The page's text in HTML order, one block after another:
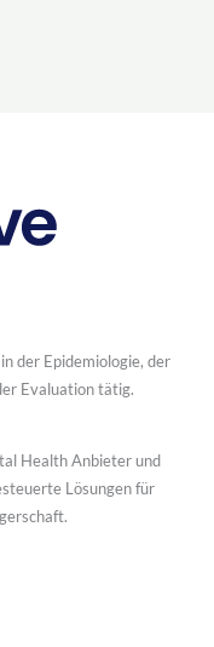
der Epidemiologie, der
Evaluation tätig.
Health Anbieter und
Lösungen für